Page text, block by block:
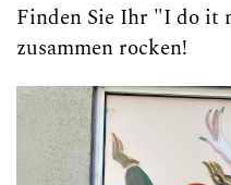
Finden Sie Ihr "I do it
zusammen rocken!